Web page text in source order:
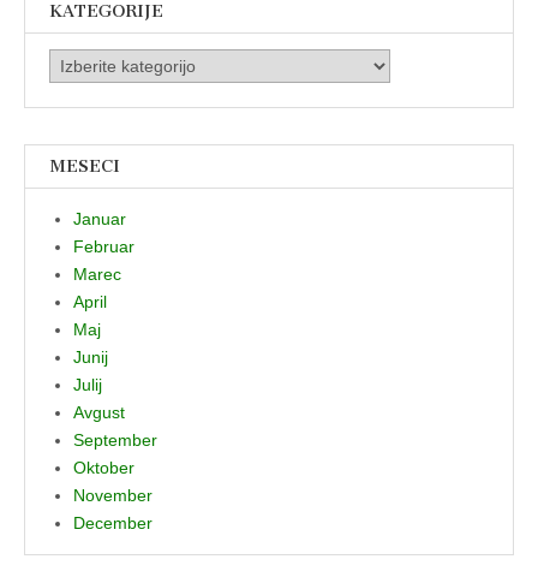
KATEGORIJE
Kategorije
MESECI
Januar
Februar
Marec
April
Maj
Junij
Julij
Avgust
September
Oktober
November
December